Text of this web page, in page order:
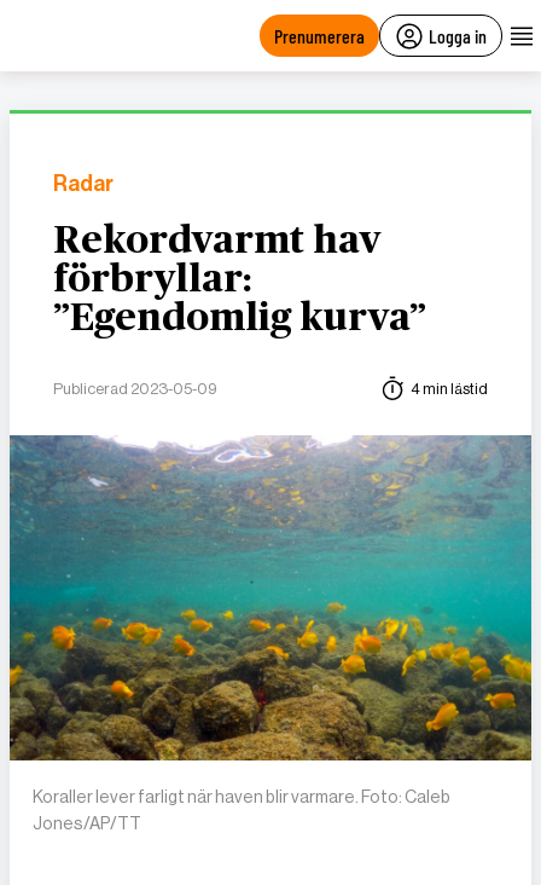
Prenumerera Logga in
Radar
Rekordvarmt hav
förbryllar:
”Egendomlig kurva”
Publicerad 2023-05-09 4 min lästid
Koraller lever farligt när haven blir varmare. Foto: Caleb
Jones/AP/TT